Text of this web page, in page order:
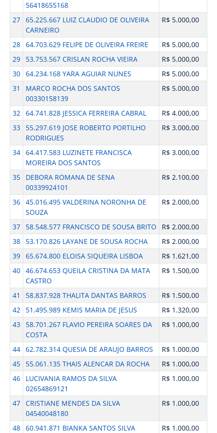
56418655168
27 65.225.667 LUIZ CLAUDIO DE OLIVEIRA
CARNEIRO
R$ 5.000,00
28 64.703.629 FELIPE DE OLIVEIRA FREIRE
R$ 5.000,00
29
53.753.567 CRISLAN ROCHA VIEIRA
R$ 5.000,00
30 64.234.168 YARA AGUIAR NUNES
R$ 5.000,00
31
MARCO ROCHA DOS SANTOS
00330158139
R$ 5.000,00
32 64.741.828 JESSICA FERREIRA CABRAL
R$ 4.000,00
33
55.297.619 JOSE ROBERTO PORTILHO
RODRIGUES
R$ 3.000,00
34 64.417.583 LUZINETE FRANCISCA
MOREIRA DOS SANTOS
R$ 3.000,00
35
DEBORA ROMANA DE SENA
00339924101
R$ 2.100,00
36 45.016.495 VALDERINA NORONHA DE
SOUZA
R$ 2.000,00
37 58.548.577 FRANCISCO DE SOUSA BRITO
R$ 2.000,00
38
53.170.826 LAYANE DE SOUSA ROCHA
R$ 2.000,00
39 65.674.800 ELOISA SIQUEIRA LISBOA
R$ 1.621,00
40 46.674.653 QUEILA CRISTINA DA MATA
CASTRO
R$ 1.500,00
41 58.837.928 THALITA DANTAS BARROS
R$ 1.500,00
42
51.495.989 KEMIS MARIA DE JESUS
R$ 1.320,00
43
58.701.267 FLAVIO PEREIRA SOARES DA
COSTA
R$ 1.000,00
44 62.782.314 QUESIA DE ARAUJO BARROS
R$ 1.000,00
45
55.061.135 THAIS ALENCAR DA ROCHA
R$ 1.000,00
46
LUCIVANIA RAMOS DA SILVA
02654869121
R$ 1.000,00
47 CRISTIANE MENDES DA SILVA
04540048180
R$ 1.000,00
48 60.941.871 BIANKA SANTOS SILVA
R$ 1.000,00